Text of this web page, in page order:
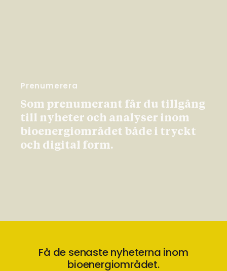
Prenumerera
Som prenumerant får du tillgång
till nyheter och analyser inom
bioenergiområdet både i tryckt
och digital form.
Få de senaste nyheterna inom
bioenergiområdet.